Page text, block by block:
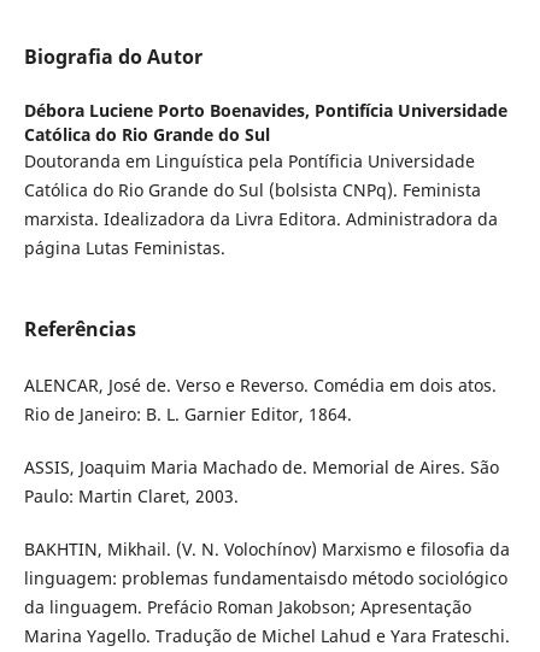
Biografia do Autor
Débora Luciene Porto Boenavides, Pontifícia Universidade
Católica do Rio Grande do Sul
Doutoranda em Linguística pela Pontíficia Universidade
Católica do Rio Grande do Sul (bolsista CNPq). Feminista
marxista. Idealizadora da Livra Editora. Administradora da
página Lutas Feministas.
Referências
ALENCAR, José de. Verso e Reverso. Comédia em dois atos.
Rio de Janeiro: B. L. Garnier Editor, 1864.
ASSIS, Joaquim Maria Machado de. Memorial de Aires. São
Paulo: Martin Claret, 2003.
BAKHTIN, Mikhail. (V. N. Volochínov) Marxismo e filosofia da
linguagem: problemas fundamentaisdo método sociológico
da linguagem. Prefácio Roman Jakobson; Apresentação
Marina Yagello. Tradução de Michel Lahud e Yara Frateschi.